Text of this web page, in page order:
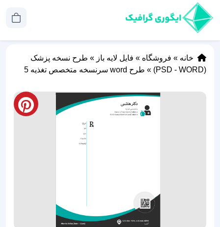
خانه » فروشگاه » فایل لایه باز » طرح نسخه پزشک
(PSD - WORD)
» طرح word سرنسخه متخصص تغذیه 5